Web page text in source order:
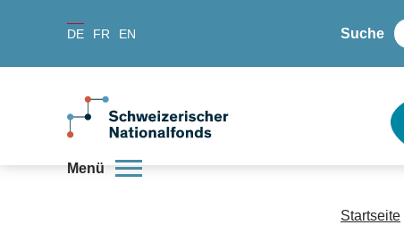
DE FR EN Suche
Menü
Startseite